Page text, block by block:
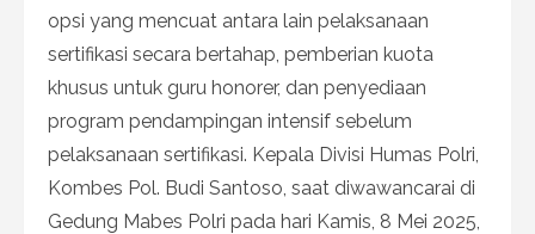
opsi yang mencuat antara lain pelaksanaan
sertifikasi secara bertahap, pemberian kuota
khusus untuk guru honorer, dan penyediaan
program pendampingan intensif sebelum
pelaksanaan sertifikasi. Kepala Divisi Humas Polri,
Kombes Pol. Budi Santoso, saat diwawancarai di
Gedung Mabes Polri pada hari Kamis, 8 Mei 2025,